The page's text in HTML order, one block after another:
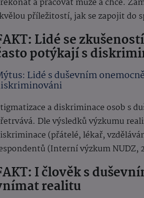
a pracovat může a chce.
příležitostí, jak se zapojit do
Lidé se
potýkají s
Lidé s duševním
a diskriminace osob s
Dle výsledků výzkumu
(přátelé, lékař,
(Interní výzkum NUDZ,
I člověk s
realitu